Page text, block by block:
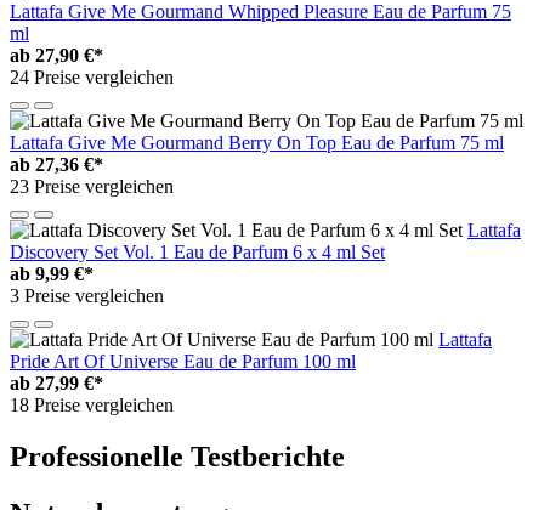
Lattafa Give Me Gourmand Whipped Pleasure Eau de Parfum 75
ml
ab 27,90 €*
24 Preise vergleichen
Lattafa Give Me Gourmand Berry On Top Eau de Parfum 75 ml
ab 27,36 €*
23 Preise vergleichen
Lattafa
Discovery Set Vol. 1 Eau de Parfum 6 x 4 ml Set
ab 9,99 €*
3 Preise vergleichen
Lattafa
Pride Art Of Universe Eau de Parfum 100 ml
ab 27,99 €*
18 Preise vergleichen
Professionelle Testberichte